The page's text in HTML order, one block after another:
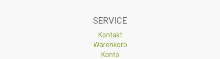
SERVICE
Kontakt
Warenkorb
Konto